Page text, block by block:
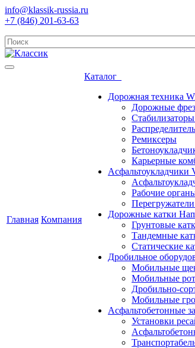
info@klassik-russia.ru
+7 (846) 201-63-63
Главная Компания
Каталог
Дорожная техника
Дорожные
Ремиксеры
Карьерные
Асфальтоукладчики
Рабочие
Дорожные катки
Грунтовые
Тандемные
Статические
Дробильное
Мобильные
Мобильные
Дробильно-
Мобильные
Асфальтобетонные
Установки